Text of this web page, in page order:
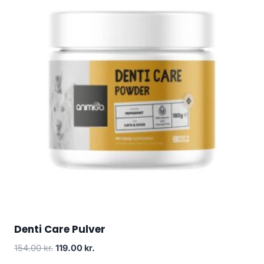
Denti Care Pulver
154.00kr. Den
119.00 kr.